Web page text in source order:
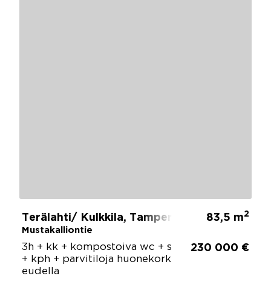
Terälahti/ Kulkkila, Tampere
Mustakalliontie
83,5 m2
3h + kk + kompostoiva wc + s
+ kph + parvitiloja huonekork
eudella
230 000 €